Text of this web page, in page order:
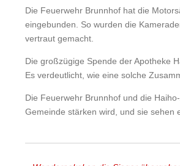
Die Feuerwehr Brunnhof hat die
eingebunden. So wurden die
vertraut gemacht.
Die großzügige Spende der Apotheke
Es verdeutlicht, wie eine solche
Die Feuerwehr Brunnhof und die
Gemeinde stärken wird, und sie sehen